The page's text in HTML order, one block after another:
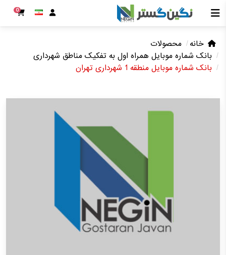
0
خانه
محصولات
بانک شماره موبایل همراه اول به تفکیک مناطق شهرداری
بانک شماره موبایل منطقه 1 شهرداری تهران